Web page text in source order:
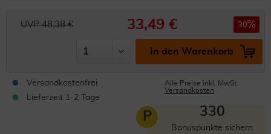
UVP 48,38 € 33,49 € 30
In den Warenkorb
Versandkostenfrei
Lieferzeit 1-2 Tage
Alle Preise inkl. MwSt.
Versandkosten
P 330
Bonuspunkte sichern